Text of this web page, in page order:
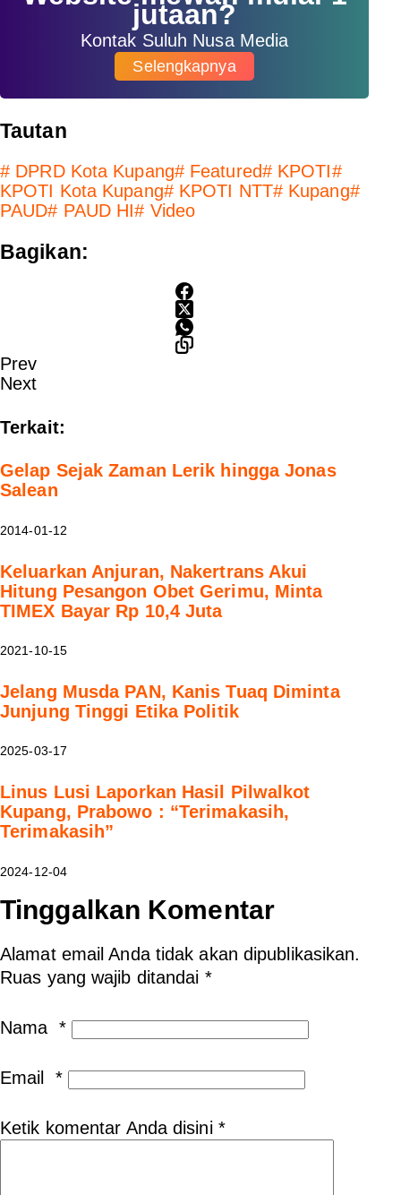
jutaan?
Kontak Suluh Nusa Media
Selengkapnya
Tautan
# DPRD Kota Kupang#Featured#KPOTI#
KPOTI Kota Kupang#KPOTI NTT#Kupang#
PAUD# PAUD HI# Video
Bagikan:
Prev
Next
Terkait:
Gelap Sejak Zaman Lerik hingga Jonas
Salean
2014-01-12
Keluarkan Anjuran, Nakertrans Akui
Hitung Pesangon Obet Gerimu, Minta
TIMEX Bayar Rp 10,4 Juta
2021-10-15
Jelang Musda PAN, Kanis Tuaq Diminta
Junjung Tinggi Etika Politik
2025-03-17
Linus Lusi Laporkan Hasil Pilwalkot
Kupang, Prabowo : “Terimakasih,
Terimakasih”
2024-12-04
Tinggalkan Komentar
Alamat email Anda tidak akan dipublikasikan.
Ruas yang wajib ditandai *
Nama *
Email *
Ketik komentar Anda disini*